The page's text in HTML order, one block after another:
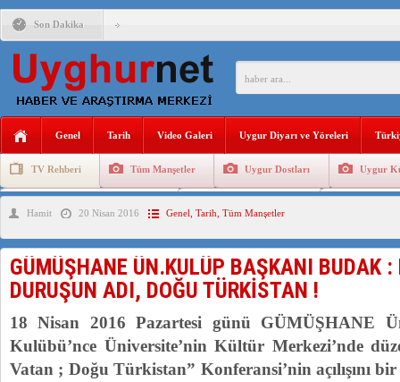
Son Dakika
PAKİSTAN,AFGANİSTAN’DA YAŞAYAN UYGURLARA
ÇİN’İN DOĞU TÜRKİSTAN’DAKİ UYGULAMALARI
DİYANET AKADEMİSİ BAŞKANI DOÇ.DR.KAAN : DOĞU
150 YILDIR KAYNAYAN YARAMIZ : ÇİN İŞGALİNDEKİ
Genel Tarih Video Galeri Uygur Diyarı ve Yöreleri
TV Rehberi Tüm Manşetler Uygur Dostları Uygur
Uygurlarda Düğün ve Cenaze
Hamit 20 Nisan 2016 Genel Tarih Tüm Manşetler
GÜMÜŞHANE ÜN.KULÜP BAŞKANI BUDAK
DURUŞUN ADI, DOĞU TÜRKİSTAN !
18 Nisan 2016 Pazartesi günü GÜMÜŞHANE
Kulübü’nce Üniversite’nin Kültür Merkezi’nde
Vatan ; Doğu Türkistan” Konferansi’nin açılışını